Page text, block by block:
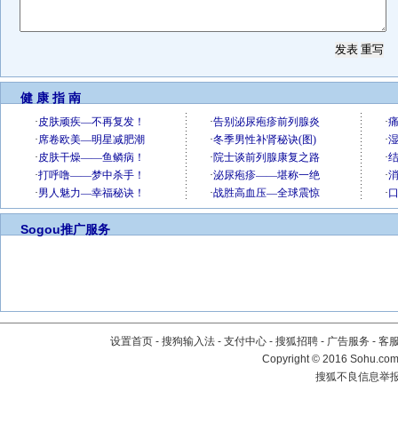
健 康 指 南
Sogou推广服务
设置首页 - 搜狗输入法 - 支付中心 - 搜狐招聘 - 广告服务 - 客
Copyright©2016
搜狐不良信息举